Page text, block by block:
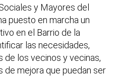
y Mayores del
puesto en marcha un
en el Barrio de la
las necesidades,
los vecinos y vecinas,
de mejora que puedan ser